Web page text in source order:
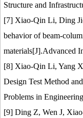
Structure and
[7] Xiao-Qin Li, Ding
behavior of beam-
materials[J].Advanced
[8] Xiao-Qin Li, Yang
Design Test Method
Problems in
[9] Ding Z, Wen J,